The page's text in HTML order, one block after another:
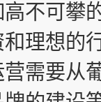
不可攀
理想的
需要从